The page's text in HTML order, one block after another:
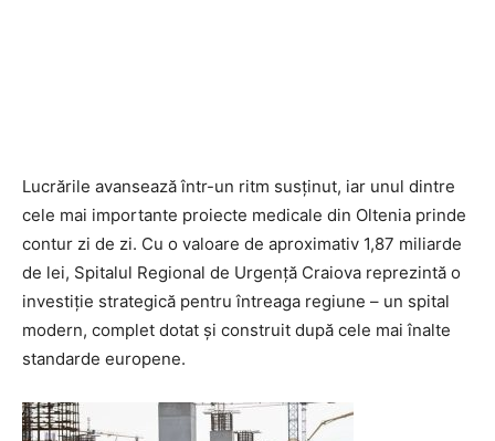
Lucrările avansează într-un ritm susținut, iar unul dintre
cele mai importante proiecte medicale din Oltenia prinde
contur zi de zi. Cu o valoare de aproximativ 1,87 miliarde
de lei, Spitalul Regional de Urgență Craiova reprezintă o
investiție strategică pentru întreaga regiune – un spital
modern, complet dotat și construit după cele mai înalte
standarde europene.